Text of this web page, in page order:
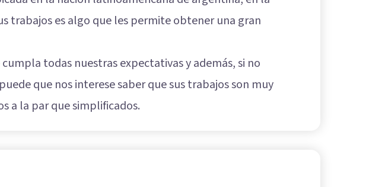
trabajos es algo que les permite obtener una gran
todas nuestras expectativas y además, si no
que nos interese saber que sus trabajos son muy
a la par que simplificados.